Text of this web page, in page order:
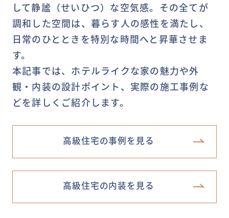
して静謐（せいひつ）な空気感。その全てが
調和した空間は、暮らす人の感性を満たし、
日常のひとときを特別な時間へと昇華させま
す。
本記事では、ホテルライクな家の魅力や外
観・内装の設計ポイント、実際の施工事例な
どを詳しくご紹介します。
高級住宅の事例を見る
高級住宅の内装を見る